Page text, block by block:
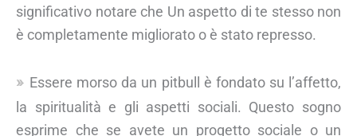
significativo notare che Un aspetto di te stesso non
è completamente migliorato o è stato represso.
Essere morso da un pitbull è fondato su l’affetto,
la spiritualità e gli aspetti sociali. Questo sogno
esprime che se avete un progetto sociale o un